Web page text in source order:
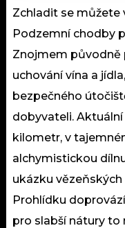
Zchladit se můžete
Podzemní chodby
Znojmem původně
uchování vína a
bezpečného
dobyvateli.
kilometr, v
alchymistickou
ukázku
Prohlídku
pro slabší nátury to